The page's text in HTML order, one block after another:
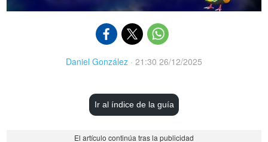
Daniel González · 21:30 26/12/2025
Ir al índice de la guía